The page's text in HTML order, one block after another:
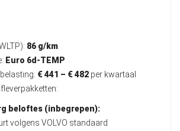
86 g/km
Euro 6d-TEMP
€ 441 – € 482 per kwartaal
beloftes (inbegrepen):
volgens VOLVO standaard